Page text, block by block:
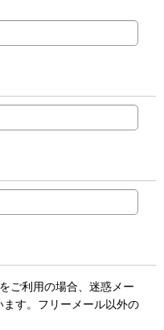
ご利用の場合、迷惑メー
す。フリーメール以外の